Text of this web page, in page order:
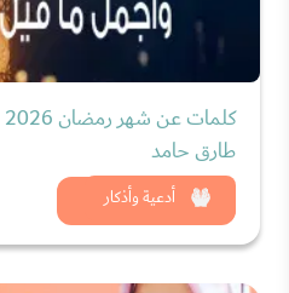
أدعية وأذكار
طارق حامد
شاهد الان